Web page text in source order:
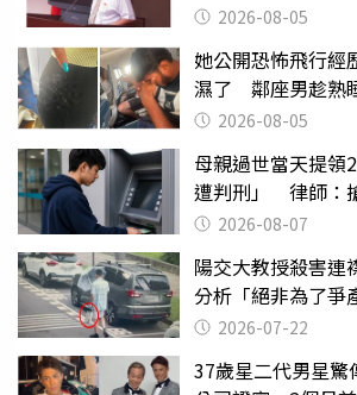
2026-08-05
她公開恐怖飛行經
濕了 鄰座男趁熟
2026-08-05
母親過世當天提領
遭判刑」 律師：
2026-08-07
陽交大教授殺害
分析「絕非為了爭
行詭異
2026-07-22
37歲星二代男星驚